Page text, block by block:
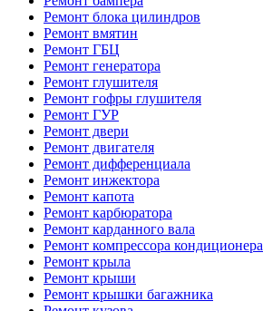
Ремонт блока цилиндров
Ремонт вмятин
Ремонт ГБЦ
Ремонт генератора
Ремонт глушителя
Ремонт гофры глушителя
Ремонт ГУР
Ремонт двери
Ремонт двигателя
Ремонт дифференциала
Ремонт инжектора
Ремонт капота
Ремонт карбюратора
Ремонт карданного вала
Ремонт компрессора кондиционера
Ремонт крыла
Ремонт крыши
Ремонт крышки багажника